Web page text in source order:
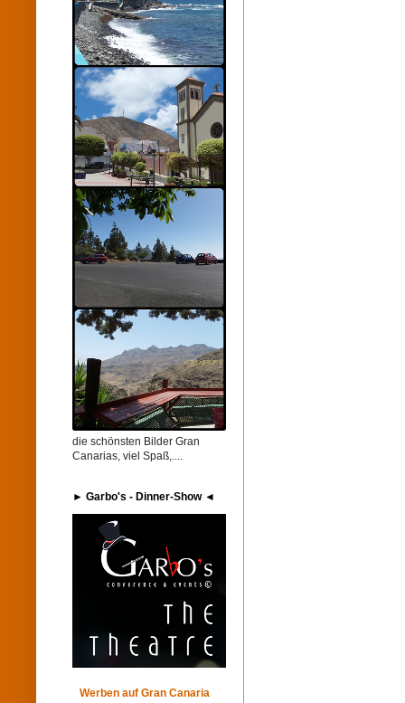
die schönsten Bilder Gran
Canarias, viel Spaß,....
► Garbo's​ - Dinner-Show ◄
Werben auf Gran Canaria